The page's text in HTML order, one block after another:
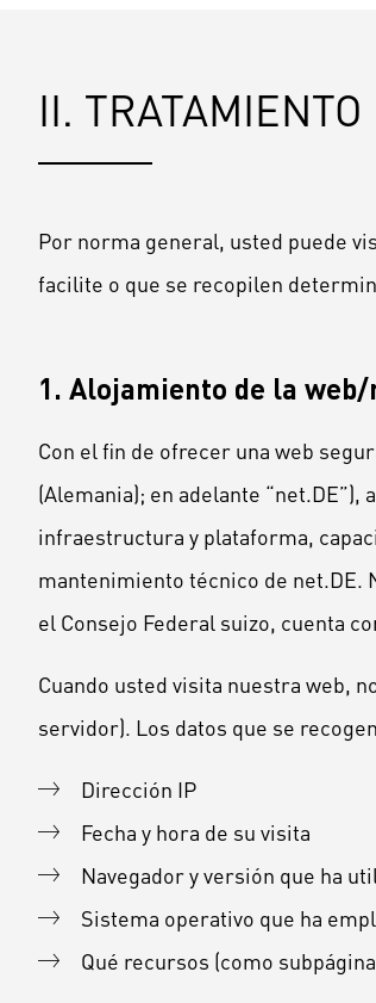
II.
Por norma general, usted puede
facilite o que se recopilen
1. Alojamiento de la
Con el fin de ofrecer una web
(Alemania); en adelante
infraestructura y plataforma,
mantenimiento técnico de net.DE.
el Consejo Federal suizo, cuenta
Cuando usted visita nuestra web,
servidor). Los datos que se
Dirección IP
Fecha y hora de su visita
Navegador y versión que ha
Sistema operativo que ha
Qué recursos (como